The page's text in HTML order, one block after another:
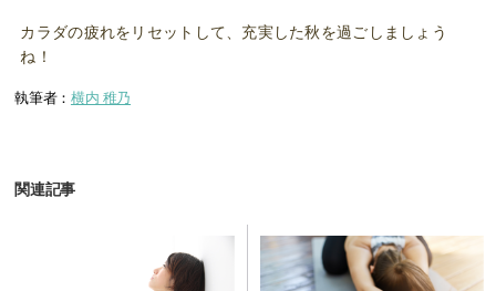
カラダの疲れをリセットして、充実した秋を過ごしましょう
ね！
執筆者： 横内 稚乃
関連記事